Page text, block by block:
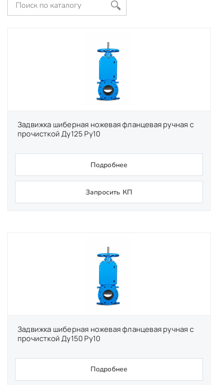
Задвижка шиберная ножевая фланцевая ручная с
прочисткой Ду125 Ру10
Подробнее
Запросить КП
Задвижка шиберная ножевая фланцевая ручная с
прочисткой Ду150 Ру10
Подробнее